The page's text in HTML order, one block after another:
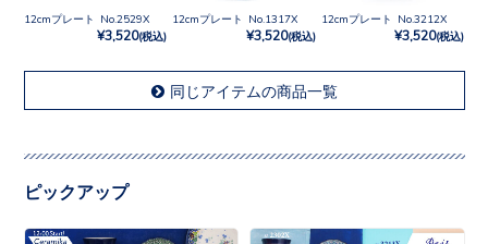
12cmプレート No.2529X
¥3,520(税込)
12cmプレート No.1317X
¥3,520(税込)
12cmプレート No.3212X
¥3,520(税込)
同じアイテムの商品一覧
ピックアップ